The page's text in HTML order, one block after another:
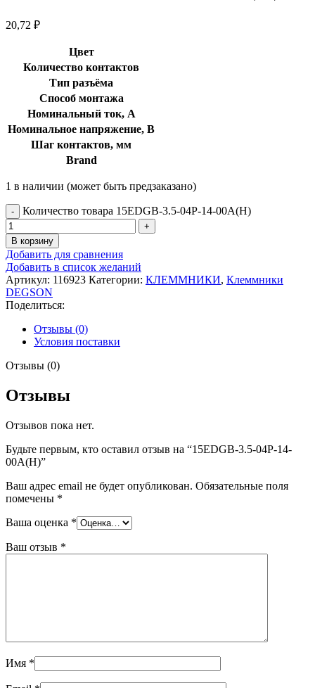
20,72 ₽
Цвет
Количество контактов
Тип разъёма
Способ монтажа
Номинальный ток, А
Номинальное напряжение, В
Шаг контактов, мм
Brand
1 в наличии (может быть предзаказано)
Количество товара 15EDGB-3.5-04P-14-00A(H)
В корзину
Добавить для сравнения
Добавить в список желаний
Артикул: 116923 Категории: КЛЕММНИКИ, Клеммники
DEGSON
Поделиться:
Отзывы (0)
Условия поставки
Отзывы (0)
Отзывы
Отзывов пока нет.
Будьте первым, кто оставил отзыв на “15EDGB-3.5-04P-14-
00A(H)”
Ваш адрес email не будет опубликован. Обязательные поля
помечены *
Ваша оценка *
Ваш отзыв *
Имя *